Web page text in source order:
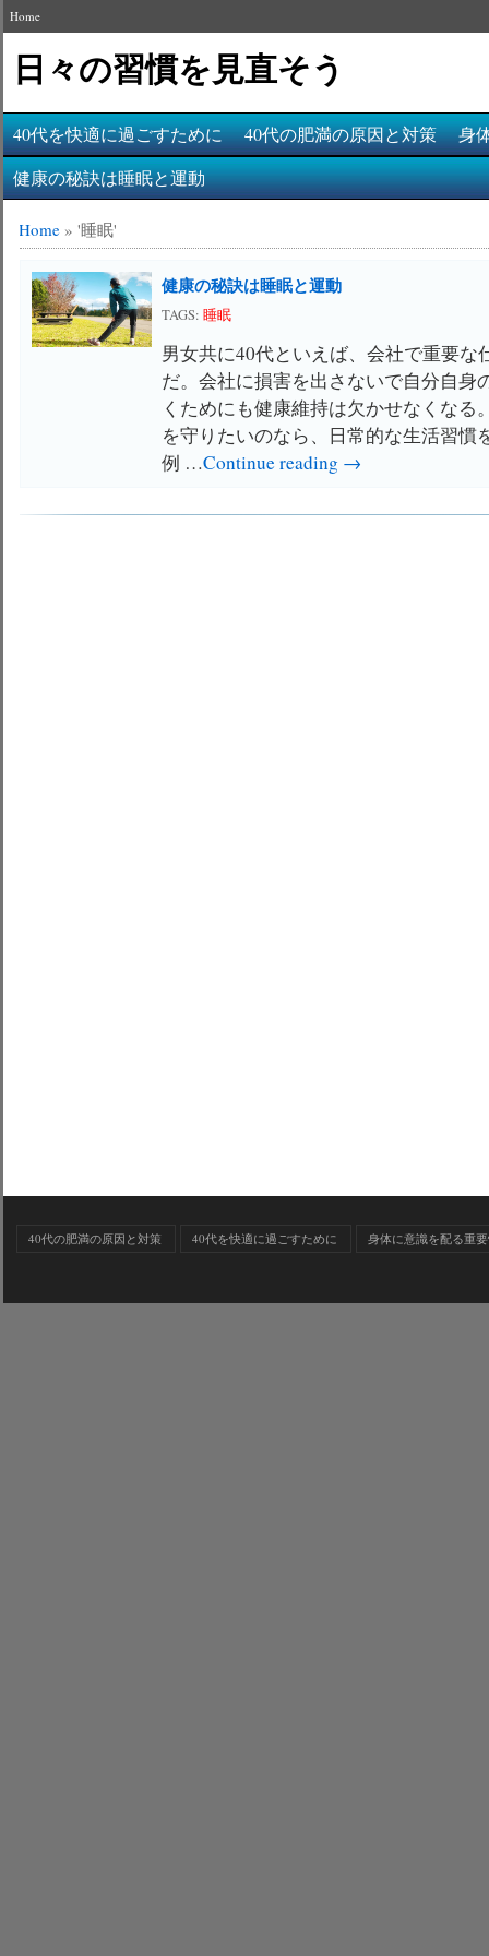
Home
日々の習慣を見直そう
40代を快適に過ごすために 40代の肥満の原因と対策
身
健康の秘訣は睡眠と運動
Home »'睡眠'
健康の秘訣は睡眠と運動
TAGS:睡眠
男女共に40代といえば、会社で重要な
だ。会社に損害を出さないで自分自身
くためにも健康維持は欠かせなくなる
を守りたいのなら、日常的な生活習慣
例 …Continue reading →
40代の肥満の原因と対策 40代を快適に過ごすために 身体に意識を配る重